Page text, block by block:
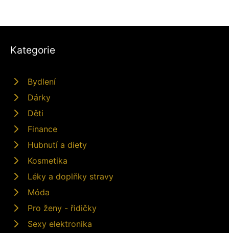
Kategorie
Bydlení
Dárky
Děti
Finance
Hubnutí a diety
Kosmetika
Léky a doplňky stravy
Móda
Pro ženy - řidičky
Sexy elektronika